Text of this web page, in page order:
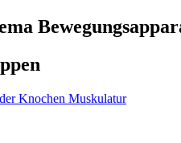
Knochen Muskulatur